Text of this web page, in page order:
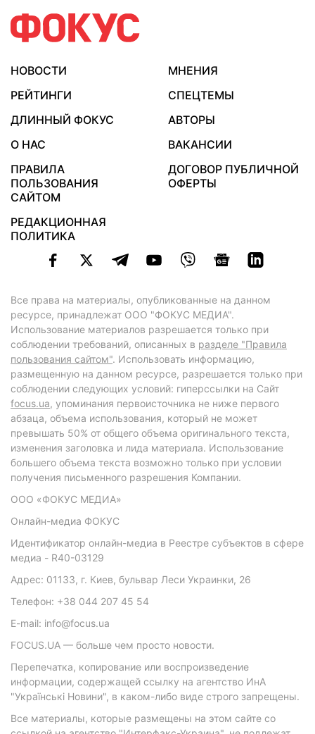
НОВОСТИ
МНЕНИЯ
РЕЙТИНГИ
СПЕЦТЕМЫ
ДЛИННЫЙ ФОКУС
АВТОРЫ
О НАС
ВАКАНСИИ
ПРАВИЛА
ПОЛЬЗОВАНИЯ
САЙТОМ
ДОГОВОР ПУБЛИЧНОЙ
ОФЕРТЫ
РЕДАКЦИОННАЯ
ПОЛИТИКА
Все права на материалы, опубликованные на данном
ресурсе, принадлежат ООО "ФОКУС МЕДИА".
Использование материалов разрешается только при
соблюдении требований, описанных в разделе "Правила
пользования сайтом". Использовать информацию,
размещенную на данном ресурсе, разрешается только при
соблюдении следующих условий: гиперссылки на Сайт
focus.ua, упоминания первоисточника не ниже первого
абзаца, объема использования, который не может
превышать 50% от общего объема оригинального текста,
изменения заголовка и лида материала. Использование
большего объема текста возможно только при условии
получения письменного разрешения Компании.
ООО «ФОКУС МЕДИА»
Онлайн-медиа ФОКУС
Идентификатор онлайн-медиа в Реестре субъектов в сфере
медиа - R40-03129
Адрес: 01133, г. Киев, бульвар Леси Украинки, 26
Телефон: +38 044 207 45 54
E-mail: info@focus.ua
FOCUS.UA — больше чем просто новости.
Перепечатка, копирование или воспроизведение
информации, содержащей ссылку на агентство ИнА
"Українські Новини", в каком-либо виде строго запрещены.
Все материалы, которые размещены на этом сайте со